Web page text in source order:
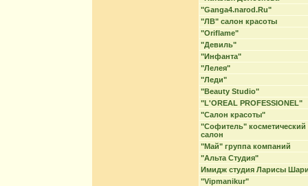
"Ganga4.narod.Ru"
"ЛВ" салон красоты
"Oriflame"
"Девиль"
"Инфанта"
"Лелея"
"Леди"
"Beauty Studio"
"L'OREAL PROFESSIONEL"
"Cалон красоты"
"Софитель" косметический
салон
"Май" группа компаний
"Альта Студия"
Имидж студия Ларисы
"Vipmanikur"